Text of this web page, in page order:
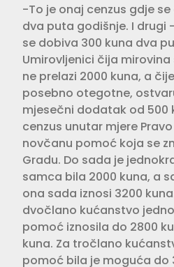
-To je onaj cenzus gdje
dva puta godišnje. I drugi
se dobiva 300 kuna dva
Umirovljenici čija
ne prelazi 2000 kuna, a
posebno otegotne,
mjesečni dodatak od 500
cenzus unutar mjere
novčanu pomoć koja se
Gradu. Do sada je
samca bila 2000 kuna, a
ona sada iznosi 3200
dvočlano kućanstvo
pomoć iznosila do 2800
kuna. Za tročlano
pomoć bila je moguća do